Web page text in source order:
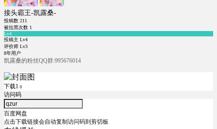
接头霸王-凯露桑-
投稿数 211
被拉黑次数 1
Lv4
投稿主 Lv4
评价师 Lv3
8年用户
凯露桑的粉丝QQ群:995676014
下载1 0
访问码
百度网盘
点击下载链接会自动复制访问码到剪切板